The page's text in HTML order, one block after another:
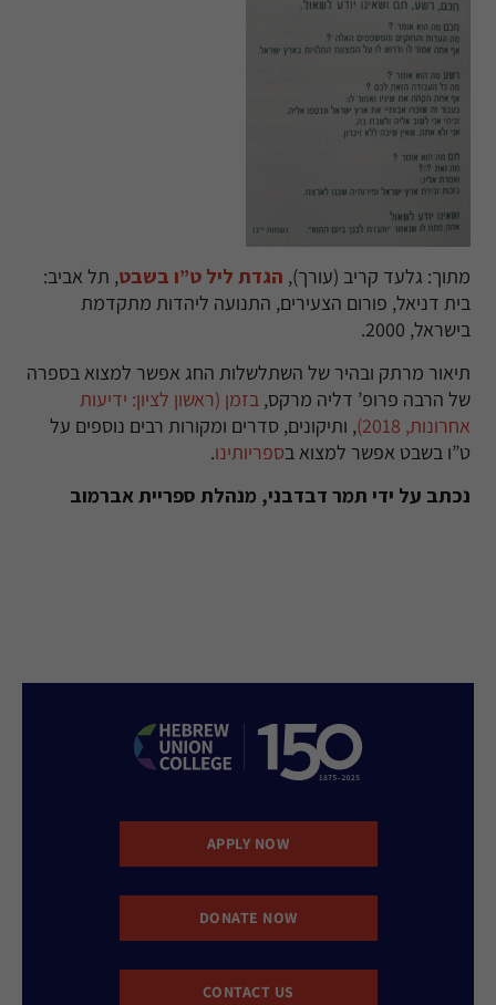
מתוך: גלעד קריב (עורך), הגדת ליל ט”ו בשבט, תל אביב:
בית דניאל, פורום הצעירים, התנועה ליהדות מתקדמת
בישראל, 2000.
תיאור מרתק ובהיר של השתלשלות החג אפשר למצוא בספרה
של הרבה פרופ’ דליה מרקס, בזמן (ראשון לציון: ידיעות
אחרונות, 2018)
, ותיקונים, סדרים ומקורות רבים נוספים על
ט”ו בשבט אפשר למצוא בספריותינו.
נכתב על ידי תמר דבדבני, מנהלת ספריית אברמוב
APPLY NOW
DONATE NOW
CONTACT US